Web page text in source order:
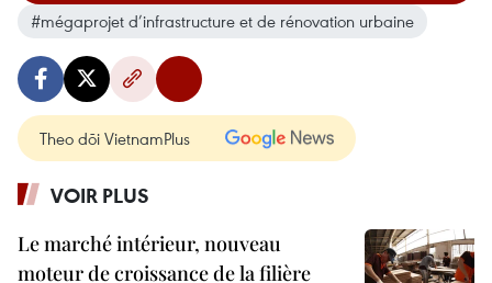
#mégaprojet d’infrastructure et de rénovation urbaine
Theo dõi VietnamPlus
VOIR PLUS
Le marché intérieur, nouveau
moteur de croissance de la filière